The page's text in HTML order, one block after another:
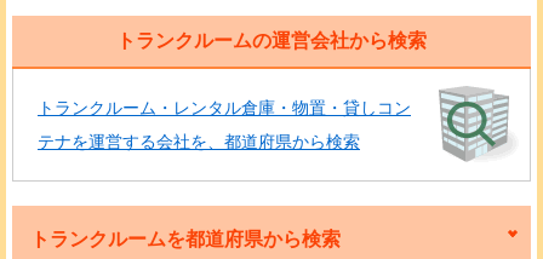
トランクルームの運営会社から検索
トランクルーム・レンタル倉庫・物置・貸しコン
テナを運営する会社を、都道府県から検索
トランクルームを都道府県から検索